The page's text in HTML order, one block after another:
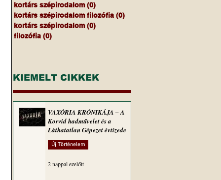
kortárs szépirodalom (0)
kortárs szépirodalom filozófia (0)
kortárs szépirodalom (0)
filozófia (0)
KIEMELT CIKKEK
VAXÓRIA KRÓNIKÁJA ‒ A
Korvid hadművelet és a
Láthatatlan Gépezet évtizede
Új Történelem
2 nappal ezelőtt